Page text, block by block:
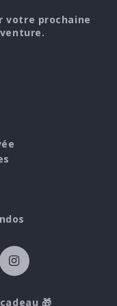
votre prochaine
🎁